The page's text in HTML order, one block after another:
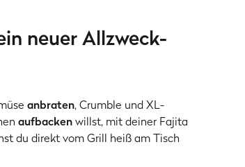
neuer Allzweck-
anbraten, Crumble und XL-
aufbackenwillst, mit deiner Fajita
du direkt vom Grill heiß am Tisch